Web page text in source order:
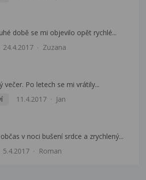
době se mi objevilo opět rychlé...
24.4.2017 Zuzana
večer. Po letech se mi vrátily...
11.4.2017 Jan
v noci bušení srdce a zrychlený...
5.4.2017 Roman